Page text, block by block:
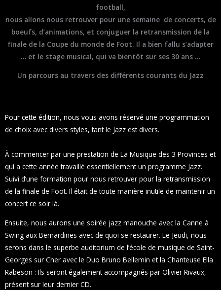
football,
nous allons nous retrouver pour une semaine de concerts, de
boeufs, d’animations, et conjuguer la retransmission de la
finale de la Coupe du monde de Foot. Il a bien fallu s’adapter
… et le stage musical, qui va bientôt sur ses 30 ans …
Un parcours au travers des différents courants du Jazz
Pour cette édition, nous vous avons réservé une programmation
de choix avec divers styles, tant le Jazz est divers.
À commencer par une prestation de La Musique des 3 Provinces et
qui a cette année travaillé essentiellement un programme Jazz.
Suivi d’une formation pour nous retrouver pour la retransmission
de la finale de Foot. Il était de toute manière inutile de maintenir un
concert ce soir là.
Ensuite, nous aurons une soirée jazz manouche avec la Canne à
Swing aux Bernardines avec de quoi se restaurer. Le Jeudi, nous
serons dans le superbe auditorium de l’école de musique de Saint-
Georges sur Cher avec le Duo Bruno Bellemin et la Chanteuse Ella
Rabeson : Ils seront également accompagnés par Olivier Rivaux,
présent sur leur dernier CD.